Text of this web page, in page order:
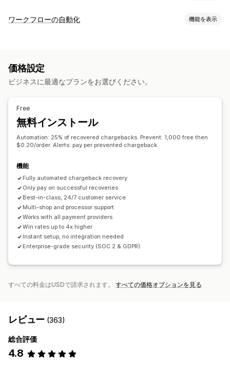
不正注文タイプ
防止ツール
注文検証
注文保留 自動キャンセル
カスタムルール
自動ワークフロー
アラートと分析
高リスクアラート
チャージバックアラート 不審な行為
不正注文通知
チャージバック分析
リスクレポート
ワークフローの自動化 機能を表示
決済ステータス
データの自動同期
カスタムワークフロー
価格設定
ビジネスに最適なプランをお選びください。
Free
無料インストール
Automation: 25% of recovered chargebacks. Prevent: 1,000 free then
$0.20/order. Alerts: pay per prevented chargeback.
機能
Fully automated chargeback recovery
Only pay on successful recoveries
Best-in-class, 24/7 customer service
Multi-shop and processor support
Works with all payment providers
Win rates up to 4x higher
Instant setup, no integration needed
Enterprise-grade security (SOC 2 & GDPR)
すべての料金はUSDで請求されます。 すべての価格オプションを見る
レビュー (363)
総合評価
4.8